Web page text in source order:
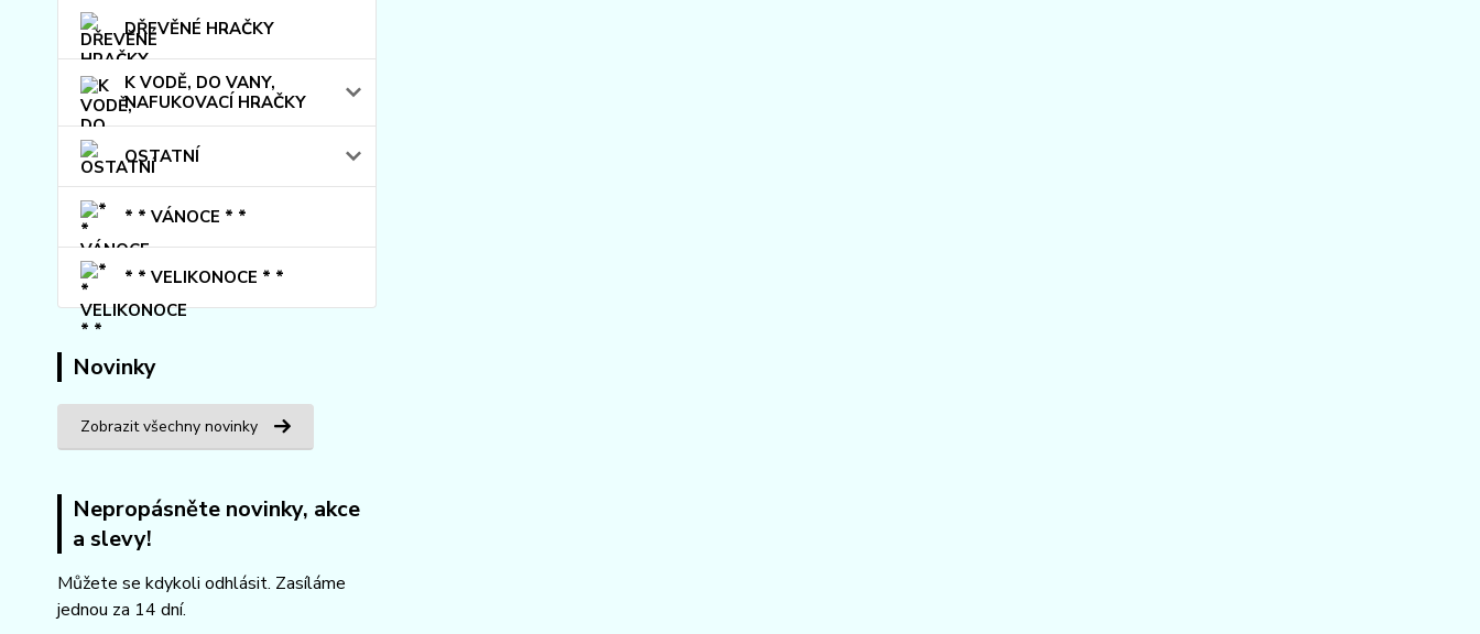
DŘEVĚNÉ HRAČKY
K VODĚ, DO VANY,
NAFUKOVACÍ HRAČKY
OSTATNÍ
* * VÁNOCE * *
* * VELIKONOCE * *
Novinky
Zobrazit všechny novinky
Nepropásněte novinky, akce
a slevy!
Můžete se kdykoli odhlásit. Zasíláme
jednou za 14 dní.